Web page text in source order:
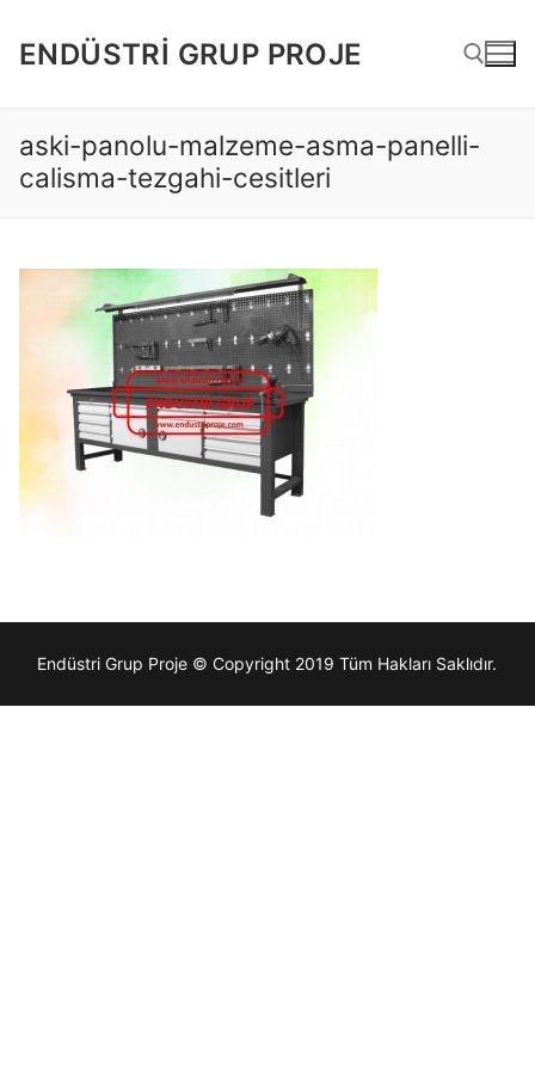
atlaENDÜSTRI GRUP PROJE
Arama:
aski-panolu-malzeme-asma-panelli-
calisma-tezgahi-cesitleri
Endüstri Grup Proje © Copyright 2019 Tüm Hakları Saklıdır.